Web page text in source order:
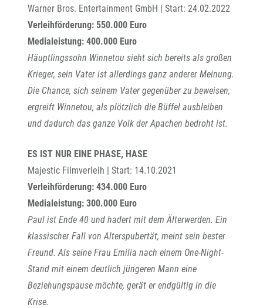
Warner Bros. Entertainment GmbH | Start: 24.02.2022
Verleihförderung: 550.000 Euro
Medialeistung: 400.000 Euro
Häuptlingssohn Winnetou sieht sich bereits als großen
Krieger, sein Vater ist allerdings ganz anderer Meinung.
Die Chance, sich seinem Vater gegenüber zu beweisen,
ergreift Winnetou, als plötzlich die Büffel ausbleiben
und dadurch das ganze Volk der Apachen bedroht ist.
ES IST NUR EINE PHASE, HASE
Majestic Filmverleih | Start: 14.10.2021
Verleihförderung: 434.000 Euro
Medialeistung: 300.000 Euro
Paul ist Ende 40 und hadert mit dem Älterwerden. Ein
klassischer Fall von Alterspubertät, meint sein bester
Freund. Als seine Frau Emilia nach einem One-Night-
Stand mit einem deutlich jüngeren Mann eine
Beziehungspause möchte, gerät er endgültig in die
Krise.